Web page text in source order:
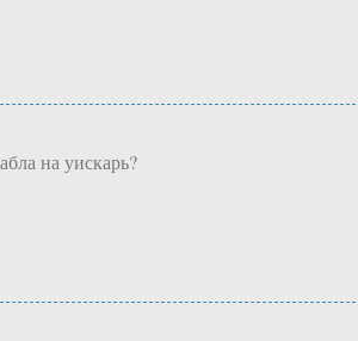
на уискарь?